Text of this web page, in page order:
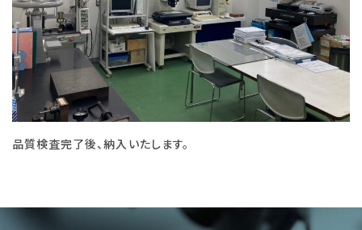
品質検査完了後、納入いたします。